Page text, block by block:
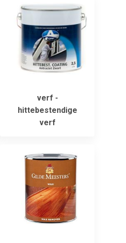
verf -
hittebestendige
verf